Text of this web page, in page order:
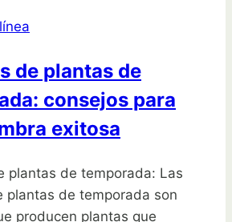
de plantas de
consejos para
exitosa
plantas de temporada: Las
plantas de temporada son
producen plantas que